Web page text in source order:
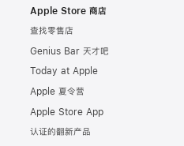
Apple Store 商店
查找零售店
Genius Bar 天才吧
Today at Apple
Apple 夏令营
Apple Store App
认证的翻新产品